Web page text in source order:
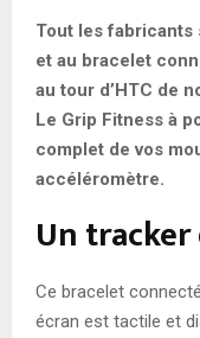
Tout les fabricants
et au bracelet
au tour d’HTC de
Le Grip Fitness à
complet de vos
accéléromètre.
Un
Ce bracelet
écran est tactile et